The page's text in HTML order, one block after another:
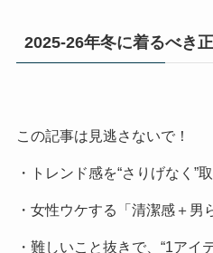
2025-26年冬に着るべき
この記事は見逃さないで！
・トレンド感を“さりげなく”
・女性ウケする「清潔感＋男
・難しいこと抜きで、“1アイ